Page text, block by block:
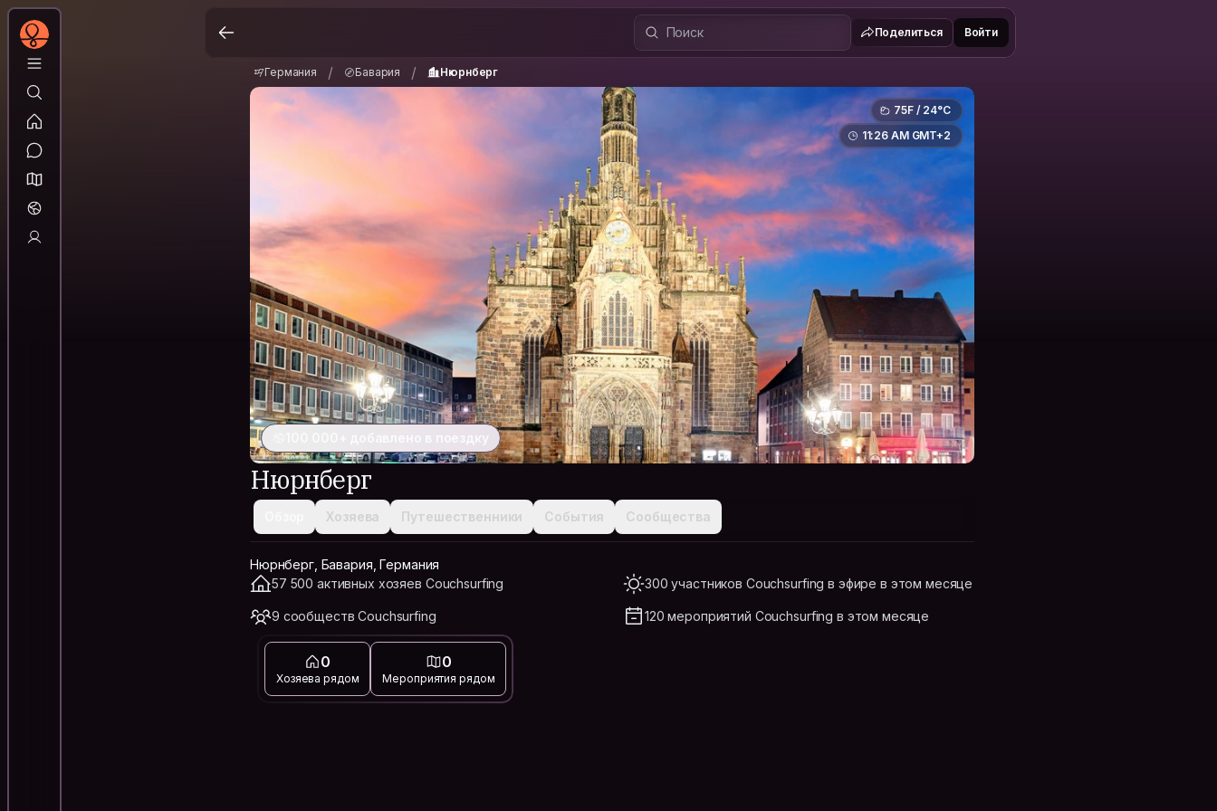
Поделиться Войти
Германия / Бавария / Нюрнберг
75F / 24°C
11:26 AM GMT+2
100 000+ добавлено в поездку
Нюрнберг
Хозяева Путешественники События Сообщества
Нюрнберг, Бавария, Германия
57 500 активных хозяев Couchsurfing
300 участников Couchsurfing в эфире в этом месяце
9 сообществ Couchsurfing 120 мероприятий Couchsurfing в этом месяце
0
Хозяева рядом
0
Мероприятия рядом